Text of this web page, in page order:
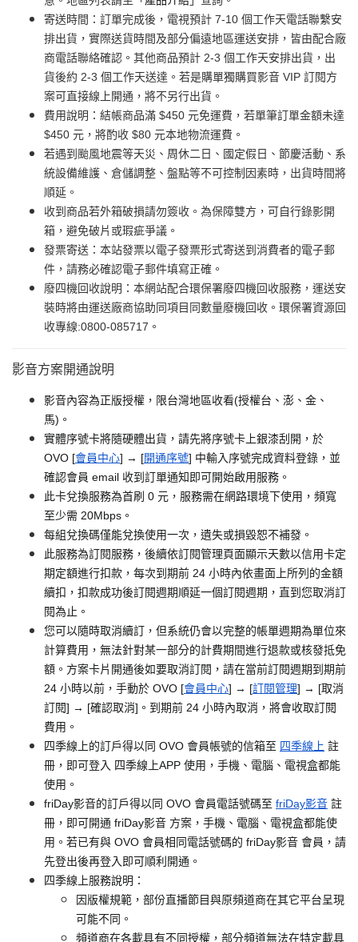
寄送時間：訂單完成後，電視預計 7-10 個工作天電話聯繫安
排出貨，實際送貨時間及部分偏遠地區運送安排，皆由配合廠
商電話聯絡確認。其他商品預計 2-3 個工作天安排出貨，出
貨後約 2-3 個工作天送達。若是購單獨購買影音 VIP 訂閱方
案可直接線上開通，將不另行出貨。
費用說明：結帳商品滿 $450 元免運費，若單筆訂單金額未達
$450 元，將酌收 $80 元本地物流運費。
若遇到颱風地震等天災、周休二日、國定假日、節慶活動、系
統設備維護、倉儲調整、盤點等不可控制因素時，出貨時間將
順延。
收到商品若外箱破損請勿簽收。為保障雙方，可自行錄影開
箱，避免破片或瑕疵爭議。
發票寄送：本站發票以電子發票形式寄送到消費者的電子郵
件，請務必確認電子郵件填寫正確。
廢四機回收說明：本網站配合環保署廢四機回收服務，運送安
裝時將由運送廠商協助同項目同數量廢機回收。環保署資源回
收專線:0800-085717。
影音方案開通說明
影音內容為正版授權，限台灣地區收看(授權台、澎、金、
馬)。
實體序號卡將隨硬體出貨，請先將序號卡上銀漆刮開，於
OVO [會員中心] → [開通序號] 中輸入序號完成資料登錄，並
確認會員 email 收到訂單通知即可開始啟用服務。
此卡兌換服務為首刷 0 元，服務需在網路環境下使用，頻寬
至少需 20Mbps。
每組兌換碼僅能兌換使用一次，遺失或損毀恕不補發。
此服務為訂閱服務，後續依訂閱管理頁面顯示天數以信用卡定
期定額進行扣款，每次到期前 24 小時內依畫面上所列的金額
續扣，扣款成功後訂閱週期順延一個訂閱週期，直到您取消訂
閱為止。
您可以隨時取消續訂，但系統仍會以完整的帳單週期為單位來
計算費用，無法針對某一部分的計費期間進行退款或核發抵免
額。方案卡片開通後如要取消訂閱，請在當前訂閱週期到期前
24 小時以前，手動於 OVO [會員中心] → [訂閱管理] → [取消
訂閱] → [確認取消]。到期前 24 小時內取消，將會收取訂閱
費用。
四季線上的訂戶得以同 OVO 會員帳號的信箱至 四季線上 註
冊，即可登入 四季線上APP 使用，手機、電腦、電視盒都能
使用。
friDay影音的訂戶得以同 OVO 會員電話號碼至 friDay影音 註
冊，即可開通 friDay影音 方案，手機、電腦、電視盒都能使
用。若已有與 OVO 會員相同電話號碼的 friDay影音 會員，請
先登出後再登入即可順利開通。
四季線上服務說明：
因版權規範，部份直播節目與原頻道商在其它平台呈現
可能不同。
頻道商在各載具有不同授權，部分頻道無法在特定載具